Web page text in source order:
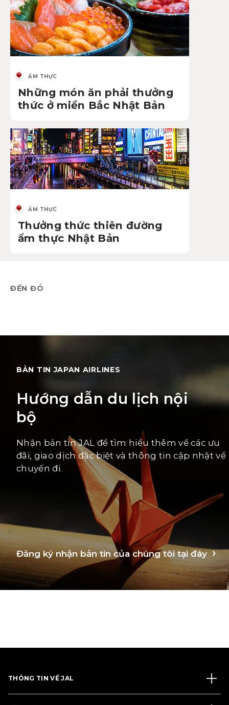
ẨM THỰC
Những món ăn phải thưởng
thức ở miền Bắc Nhật Bản
ẨM THỰC
Thưởng thức thiên đường
ẩm thực Nhật Bản
ĐẾN ĐÓ
BẢN TIN JAPAN AIRLINES
Hướng dẫn du lịch nội
bộ
Nhận bản tin JAL để tìm hiểu thêm về các ưu
đãi, giao dịch đặc biệt và thông tin cập nhật về
chuyến đi.
Đăng ký nhận bản tin của chúng tôi tại đây
THÔNG TIN VỀ JAL